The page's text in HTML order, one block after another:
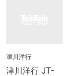
津川洋行
津川洋行 JT-